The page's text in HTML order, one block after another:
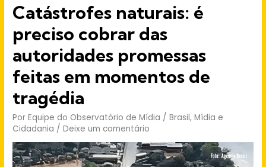
Catástrofes naturais: é
preciso cobrar das
autoridades promessas
feitas em momentos de
tragédia
PorEquipe do Observatório de Mídia /Brasil,Mídia e
Cidadania /Deixe um comentário